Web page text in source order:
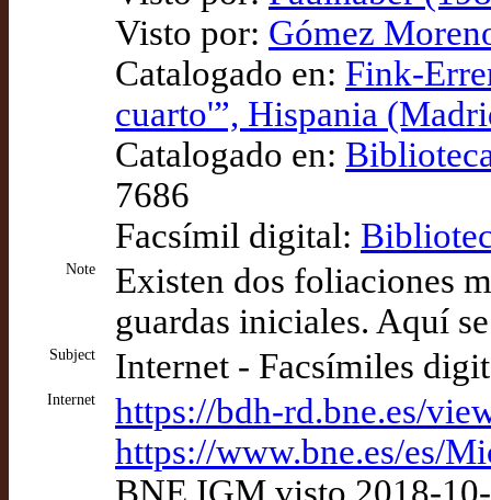
Visto por: Gómez
Catalogado en: Fink-
cuarto'”, Hispania
Catalogado en:
7686
Facsímil digital:
Note
Existen dos foliaciones
guardas iniciales. Aquí
Subject Internet - Facsímiles
Internet
https://bdh-rd.bne.es/
https://www.bne.es/es/